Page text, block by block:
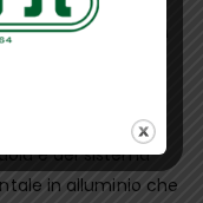
costituito da un
modello di
modelli
altamente
e del sistema
in alluminio che